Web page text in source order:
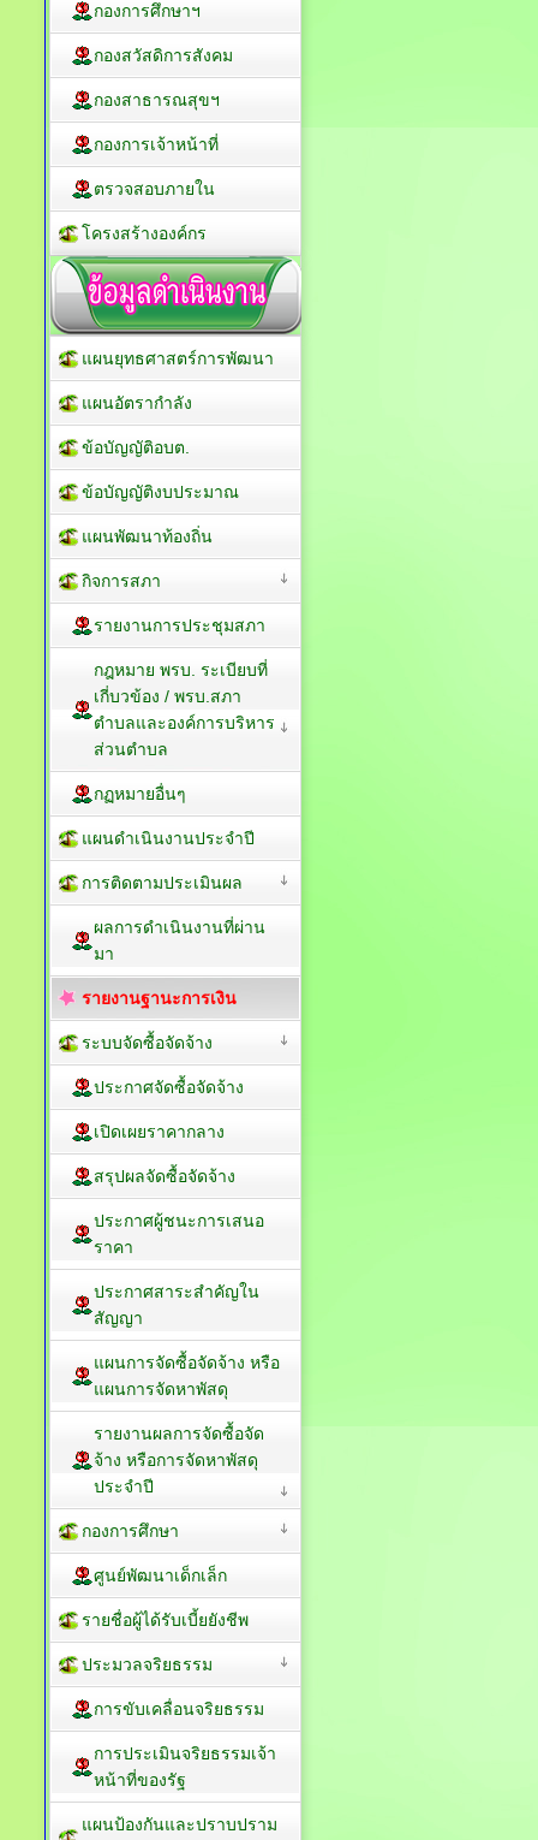
กองการศึกษาฯ
กองสวัสดิการสังคม
กองสาธารณสุขฯ
กองการเจ้าหน้าที่
ตรวจสอบภายใน
โครงสร้างองค์กร
แผนยุทธศาสตร์การพัฒนา
แผนอัตรากำลัง
ข้อบัญญัติอบต.
ข้อบัญญัติงบประมาณ
แผนพัฒนาท้องถิ่น
กิจการสภา
รายงานการประชุมสภา
กฎหมาย พรบ. ระเบียบที่
เกี่บวข้อง / พรบ.สภา
ตำบลและองค์การบริหาร
ส่วนตำบล
กฏหมายอื่นๆ
แผนดำเนินงานประจำปี
การติดตามประเมินผล
ผลการดำเนินงานที่ผ่าน
มา
รายงานฐานะการเงิน
ระบบจัดซื้อจัดจ้าง
ประกาศจัดซื้อจัดจ้าง
เปิดเผยราคากลาง
สรุปผลจัดซื้อจัดจ้าง
ประกาศผู้ชนะการเสนอ
ราคา
ประกาศสาระสำคัญใน
สัญญา
แผนการจัดซื้อจัดจ้าง หรือ
แผนการจัดหาพัสดุ
รายงานผลการจัดซื้อจัด
จ้าง หรือการจัดหาพัสดุ
ประจำปี
กองการศึกษา
ศูนย์พัฒนาเด็กเล็ก
รายชื่อผู้ได้รับเบี้ยยังชีพ
ประมวลจริยธรรม
การขับเคลื่อนจริยธรรม
การประเมินจริยธรรมเจ้า
หน้าที่ของรัฐ
แผนป้องกันและปราบปราม